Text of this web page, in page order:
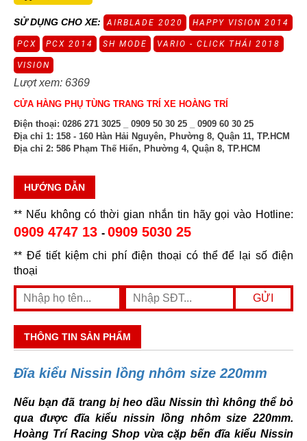
SỬ DỤNG CHO XE: AIRBLADE 2020 HAPPY VISION 2014
PCX PCX 2014 SH MODE VARIO - CLICK THÁI 2018
VISION
Lượt xem: 6369
CỬA HÀNG PHỤ TÙNG TRANG TRÍ XE HOÀNG TRÍ
Điện thoại: 0286 271 3025 _ 0909 50 30 25 _ 0909 60 30 25
Địa chỉ 1: 158 - 160 Hàn Hải Nguyên, Phường 8, Quận 11, TP.HCM
Địa chỉ 2: 586 Phạm Thế Hiển, Phường 4, Quận 8, TP.HCM
HƯỚNG DẪN
** Nếu không có thời gian nhắn tin hãy gọi vào Hotline:
0909 4747 13 - 0909 5030 25
** Để tiết kiệm chi phí điện thoại có thể để lại số điện
thoại
THÔNG TIN SẢN PHẨM
Đĩa kiểu Nissin lồng nhôm size 220mm
Nếu bạn đã trang bị heo dầu Nissin thì không thể bỏ
qua được đĩa kiểu nissin lồng nhôm size 220mm.
Hoàng Trí Racing Shop vừa cặp bến đĩa kiểu Nissin